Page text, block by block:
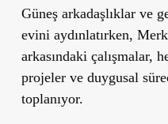
Güneş arkadaşlıklar ve
evini aydınlatırken,
arkasındaki çalışmalar,
projeler ve duygusal
toplanıyor.